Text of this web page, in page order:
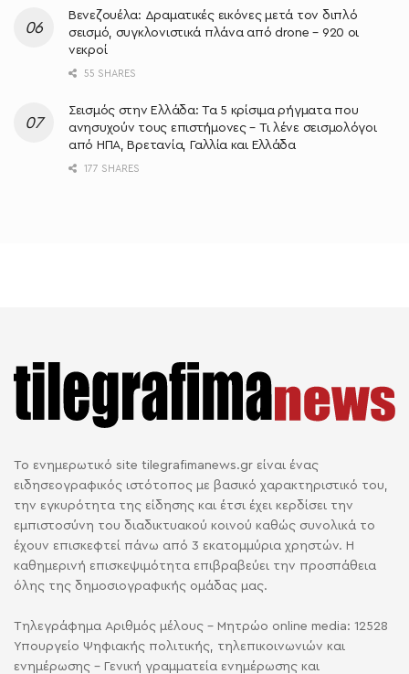
Βενεζουέλα: Δραματικές εικόνες μετά τον διπλό
σεισμό, συγκλονιστικά πλάνα από drone – 920 οι
νεκροί
55 SHARES
Σεισμός στην Ελλάδα: Τα 5 κρίσιμα ρήγματα που
ανησυχούν τους επιστήμονες – Τι λένε σεισμολόγοι
από ΗΠΑ, Βρετανία, Γαλλία και Ελλάδα
177 SHARES
Το ενημερωτικό site tilegrafimanews.gr είναι ένας
ειδησεογραφικός ιστότοπος με βασικό χαρακτηριστικό του,
την εγκυρότητα της είδησης και έτσι έχει κερδίσει την
εμπιστοσύνη του διαδικτυακού κοινού καθώς συνολικά το
έχουν επισκεφτεί πάνω από 3 εκατομμύρια χρηστών. Η
καθημερινή επισκεψιμότητα επιβραβεύει την προσπάθεια
όλης της δημοσιογραφικής ομάδας μας.
Τηλεγράφημα Αριθμός μέλους - Μητρώο online media: 12528
Υπουργείο Ψηφιακής πολιτικής, τηλεπικοινωνιών και
ενημέρωσης - Γενική γραμματεία ενημέρωσης και